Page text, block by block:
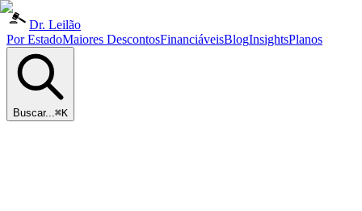
Dr. Leilão
Por EstadoMaiores DescontosFinanciáveisBlogInsightsPlanos
Buscar...⌘K